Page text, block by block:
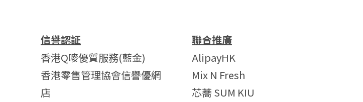
信譽認証
香港Q嘜優質服務(藍金)
香港零售管理協會信譽優網
店
聯合推廣
AlipayHK
Mix N Fresh
芯蕎 SUM KIU